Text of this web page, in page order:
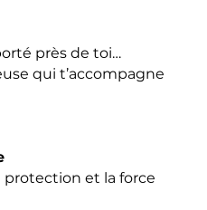
près de toi…
qui t’accompagne
protection et la force